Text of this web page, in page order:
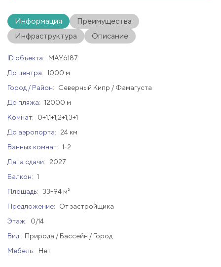
Информация
Преимущества
Инфраструктура
Описание
ID объекта:
MAY6187
До центра: 1000 м
Город / Район:
Северный Кипр / Фамагуста
До пляжа: 12000 м
Комнат:
0+1,1+1,2+1,3+1
До аэропорта:
24 км
Ванных комнат: 1-2
Дата сдачи:
2027
Балкон: 1
Площадь:
33-94 м²
Предложение:
От застройщика
Этаж:
0/14
Вид:
Природа / Бассейн / Город
Мебель:
Нет